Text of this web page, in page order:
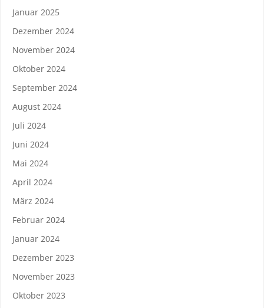
Januar 2025
Dezember 2024
November 2024
Oktober 2024
September 2024
August 2024
Juli 2024
Juni 2024
Mai 2024
April 2024
März 2024
Februar 2024
Januar 2024
Dezember 2023
November 2023
Oktober 2023